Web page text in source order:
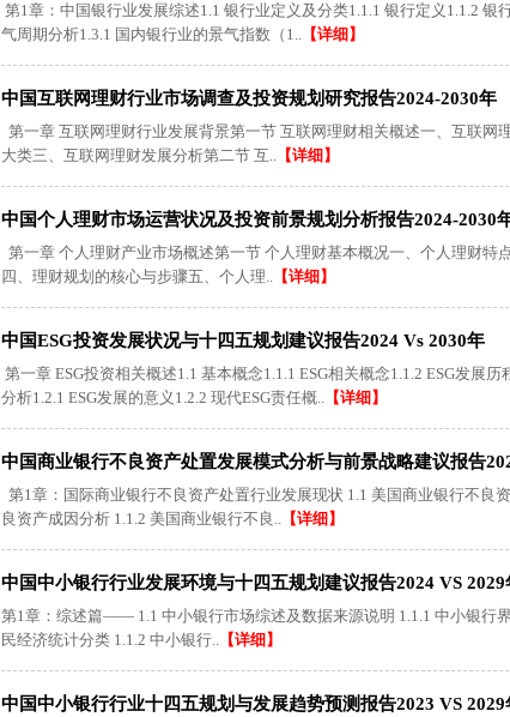
第1章：中国银行业发展综述1.1 银行业定义及分类1.1.1 银行定义1.1.2 银
气周期分析1.3.1 国内银行业的景气指数（1.. 【详细】
中国互联网理财行业市场调查及投资规划研究报告2024-2030年
第一章 互联网理财行业发展背景第一节 互联网理财相关概述一、互联网
大类三、互联网理财发展分析第二节 互.. 【详细】
中国个人理财市场运营状况及投资前景规划分析报告2024-2030
第一章 个人理财产业市场概述第一节 个人理财基本概况一、个人理财特
四、理财规划的核心与步骤五、个人理.. 【详细】
中国ESG投资发展状况与十四五规划建议报告2024 Vs 2030年
第一章 ESG投资相关概述1.1 基本概念1.1.1 ESG相关概念1.1.2 ESG发展历
分析1.2.1 ESG发展的意义1.2.2 现代ESG责任概.. 【详细】
中国商业银行不良资产处置发展模式分析与前景战略建议报告
第1章：国际商业银行不良资产处置行业发展现状 1.1 美国商业银行不良
良资产成因分析 1.1.2 美国商业银行不良.. 【详细】
中国中小银行行业发展环境与十四五规划建议报告2024 VS 2029
第1章：综述篇—— 1.1 中小银行市场综述及数据来源说明 1.1.1 中小银行
民经济统计分类 1.1.2 中小银行.. 【详细】
中国中小银行行业十四五规划与发展趋势预测报告2023 VS 2029